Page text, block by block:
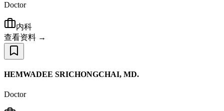
Doctor
内科
查看资料 →
HEMWADEE SRICHONGCHAI, MD.
Doctor